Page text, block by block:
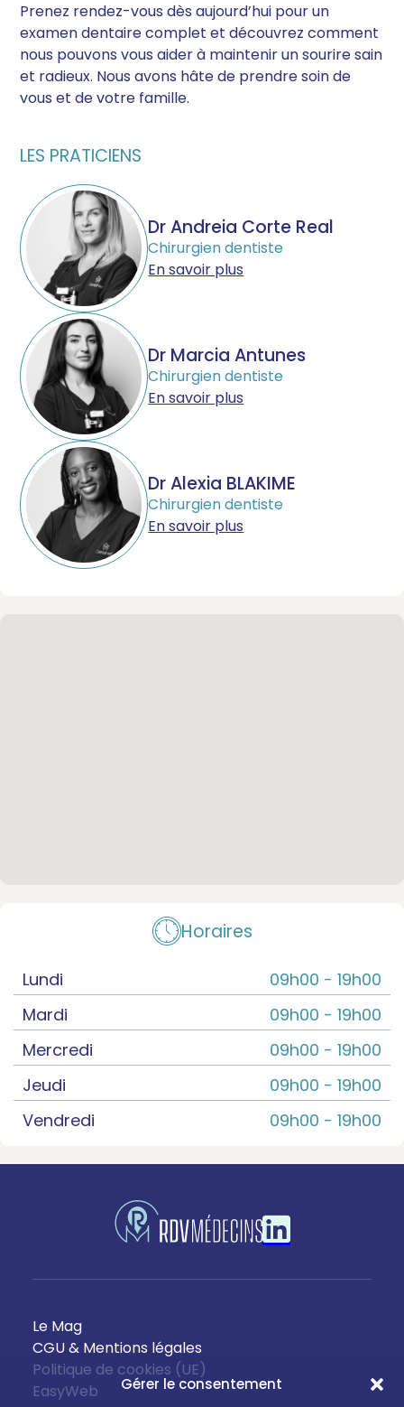
Gérer le consentement
Prenez rendez-vous dès aujourd’hui pour un
examen dentaire complet et découvrez comment
nous pouvons vous aider à maintenir un sourire sain
et radieux. Nous avons hâte de prendre soin de
vous et de votre famille.
LES PRATICIENS
Dr Andreia Corte Real
Chirurgien dentiste
En savoir plus
Dr Marcia Antunes
Chirurgien dentiste
En savoir plus
Dr Alexia BLAKIME
Chirurgien dentiste
En savoir plus
Horaires
Lundi 09h00 - 19h00
Mardi
09h00 - 19h00
Mercredi
09h00 - 19h00
Jeudi
09h00 - 19h00
Vendredi
09h00 - 19h00
Le Mag
CGU & Mentions légales
Politique de cookies (UE)
EasyWeb